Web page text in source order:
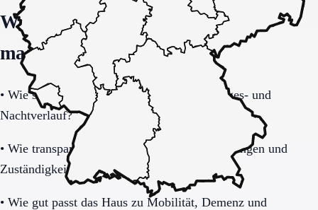
Welche Fragen den Unterschied
machen
• Wie stabil ist die Pflegeorganisation im Tages- und
Nachtverlauf?
• Wie transparent werden Zusatzkosten, Leistungen und
Zuständigkeiten erklärt?
• Wie gut passt das Haus zu Mobilität, Demenz und